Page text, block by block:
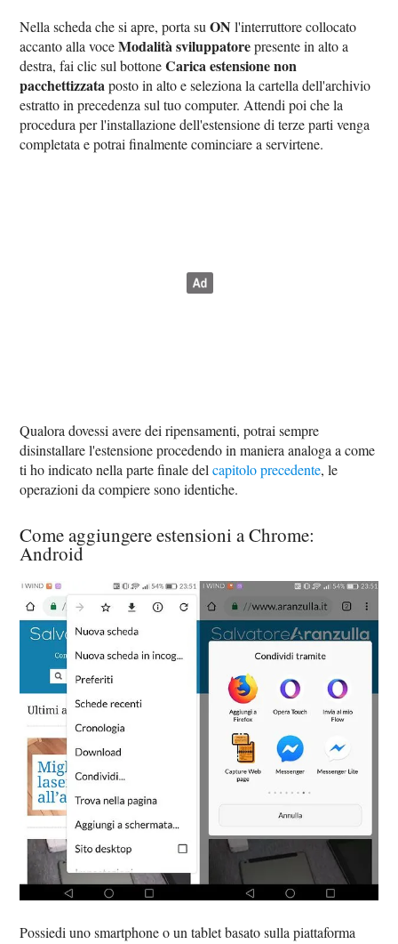
Nella scheda che si apre, porta suON l'interruttore collocato
accanto alla voceModalità sviluppatorepresente in alto a
destra, fai clic sul bottoneCarica estensione non
pacchettizzataposto in alto e seleziona la cartella dell'archivio
estratto in precedenza sul tuo computer. Attendi poi che la
procedura per l'installazione dell'estensione di terze parti venga
completata e potrai finalmente cominciare a servirtene.
Qualora dovessi avere dei ripensamenti, potrai sempre
disinstallare l'estensione procedendo in maniera analoga a come
ti ho indicato nella parte finale delcapitolo precedente, le
operazioni da compiere sono identiche.
Come aggiungere estensioni a Chrome:
Android
Possiedi uno smartphone o un tablet basato sulla piattaforma